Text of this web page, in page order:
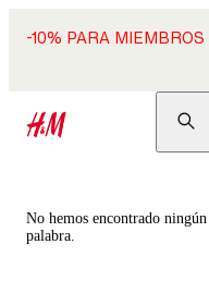
-10% PARA MIEMBROS
No hemos encontrado
palabra.